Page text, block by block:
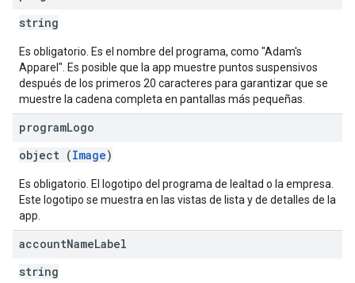
string
Es obligatorio. Es el nombre del programa, como "Adam's
Apparel". Es posible que la app muestre puntos suspensivos
después de los primeros 20 caracteres para garantizar que se
muestre la cadena completa en pantallas más pequeñas.
programLogo
object (Image)
Es obligatorio. El logotipo del programa de lealtad o la empresa.
Este logotipo se muestra en las vistas de lista y de detalles de la
app.
accountNameLabel
string